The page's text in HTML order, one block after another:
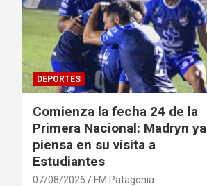
DEPORTES
Comienza la fecha 24 de la
Primera Nacional: Madryn ya
piensa en su visita a
Estudiantes
07/08/2026 FM Patagonia